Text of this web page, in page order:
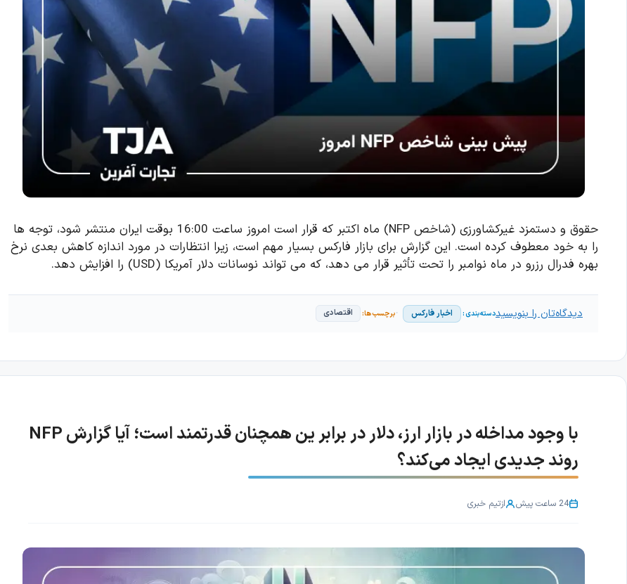
حقوق و دستمزد غیرکشاورزی (شاخص NFP) ماه اکتبر که قرار است امروز ساعت 16:00 بوقت ایران منتشر شود، توجه ها
را به خود معطوف کرده است. این گزارش برای بازار فارکس بسیار مهم است، زیرا انتظارات در مورد اندازه کاهش بعدی نرخ
بهره فدرال رزرو در ماه نوامبر را تحت تأثیر قرار می دهد، که می تواند نوسانات دلار آمریکا (USD) را افزایش دهد.
اخبار فارکس اقتصادی دیدگاه‌تان را بنویسید
با وجود مداخله در بازار ارز، دلار در برابر ین همچنان قدرتمند است؛ آیا گزارش NFP
روند جدیدی ایجاد می‌کند؟
24 ساعت پیش ازتیم خبری